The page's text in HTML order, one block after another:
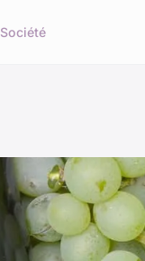
Société